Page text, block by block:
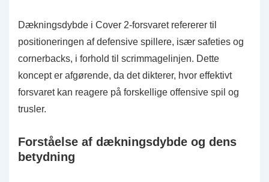
Dækningsdybde i Cover 2-forsvaret refererer til
positioneringen af defensive spillere, især safeties og
cornerbacks, i forhold til scrimmagelinjen. Dette
koncept er afgørende, da det dikterer, hvor effektivt
forsvaret kan reagere på forskellige offensive spil og
trusler.
Forståelse af dækningsdybde og dens
betydning